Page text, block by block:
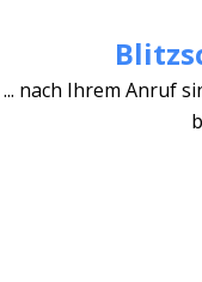
... nach Ihrem Anruf